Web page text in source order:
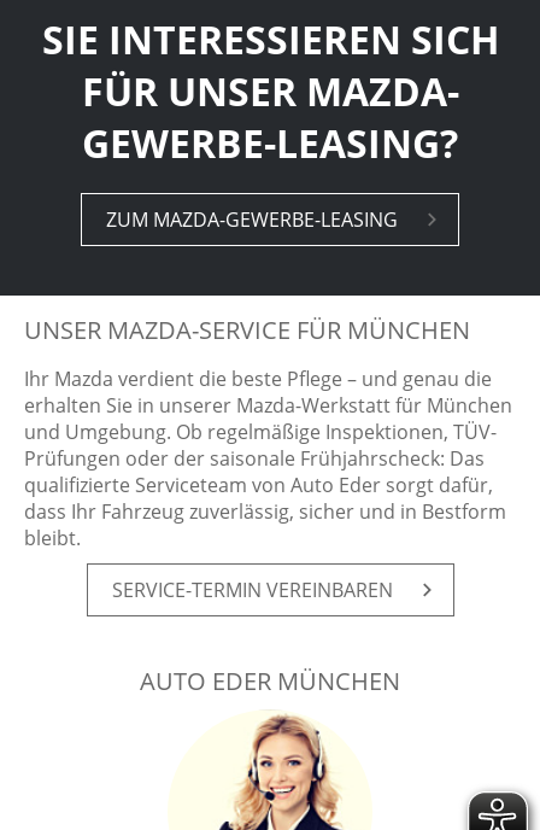
SIE INTERESSIEREN SICH
FÜR UNSER MAZDA-
GEWERBE-LEASING?
ZUM MAZDA-GE­WER­BE-LE­A­SING
UNSER MAZDA-SERVICE FÜR MÜNCHEN
Ihr Mazda verdient die beste Pflege – und genau die
erhalten Sie in unserer Mazda-Werkstatt für München
und Umgebung. Ob regelmäßige Inspektionen, TÜV-
Prüfungen oder der saisonale Frühjahrscheck: Das
qualifizierte Serviceteam von Auto Eder sorgt dafür,
dass Ihr Fahrzeug zuverlässig, sicher und in Bestform
bleibt.
SER­VICE-TER­MIN VER­EIN­BA­REN
AUTO EDER MÜNCHEN